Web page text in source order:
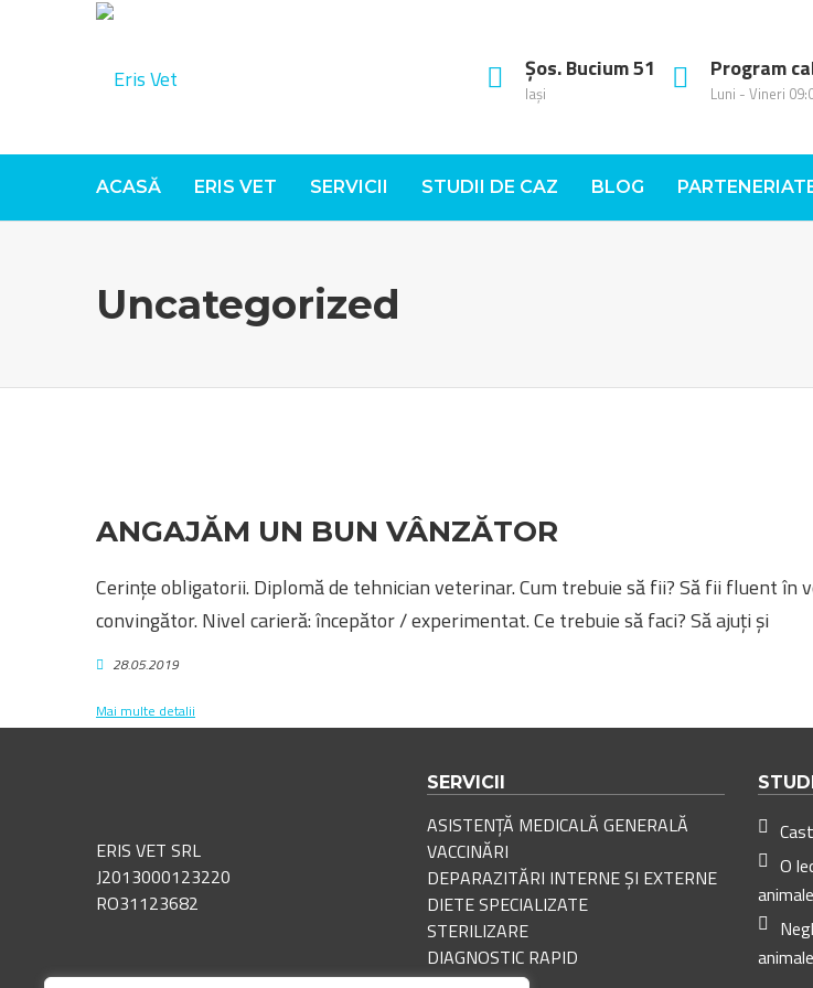
Șos. Bucium 51
Iași
Program
Luni - Vineri
ACASĂ ERIS VET SERVICII STUDII DE CAZ BLOG
Uncategorized
ANGAJĂM UN BUN VÂNZĂTOR
Cerințe obligatorii. Diplomă de tehnician veterinar. Cum trebuie să fii? Să fii fluent
convingător. Nivel carieră: începător / experimentat. Ce trebuie să faci? Să ajuți și
28.05.2019
Mai multe detalii
ERIS VET SRL
J2013000123220
RO31123682
SERVICII
ASISTENȚĂ MEDICALĂ GENERALĂ
VACCINĂRI
DEPARAZITĂRI INTERNE ȘI EXTERNE
DIETE SPECIALIZATE
STERILIZARE
DIAGNOSTIC RAPID
O